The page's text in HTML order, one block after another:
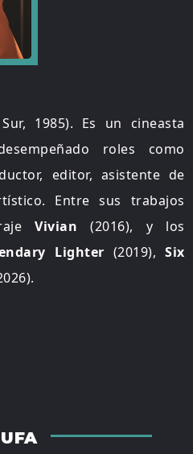
1985). Es un cineasta
roles como
editor, asistente de
Entre sus trabajos
Vivian (2016), y los
Lighter (2019), Six